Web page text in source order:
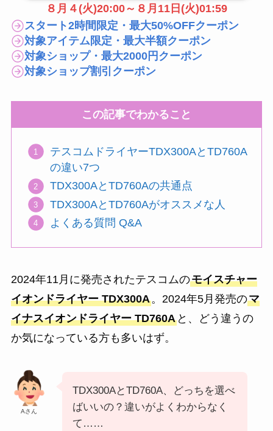
８月４(火)20:00～８月11日(火)01:59
スタート2時間限定・最大50%OFFクーポン
対象アイテム限定・最大半額クーポン
対象ショップ・最大2000円クーポン
対象ショップ割引クーポン
この記事でわかること
テスコムドライヤーTDX300AとTD760A
の違い7つ
TDX300AとTD760Aの共通点
TDX300AとTD760Aがオススメな人
よくある質問 Q&A
2024年11月に発売されたテスコムのモイスチャー
イオンドライヤー TDX300A。2024年5月発売のマ
イナスイオンドライヤー TD760Aと、どう違うの
か気になっている方も多いはず。
Aさん
TDX300AとTD760A、どっちを選べ
ばいいの？違いがよくわからなく
て……